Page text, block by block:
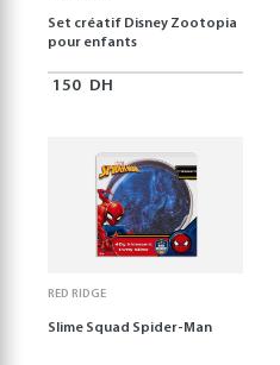
Set créatif Disney Zootopia
pour enfants
150 DH
RED RIDGE
Slime Squad Spider-Man